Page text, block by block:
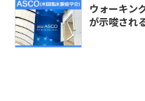
ウォーキン
が示唆され